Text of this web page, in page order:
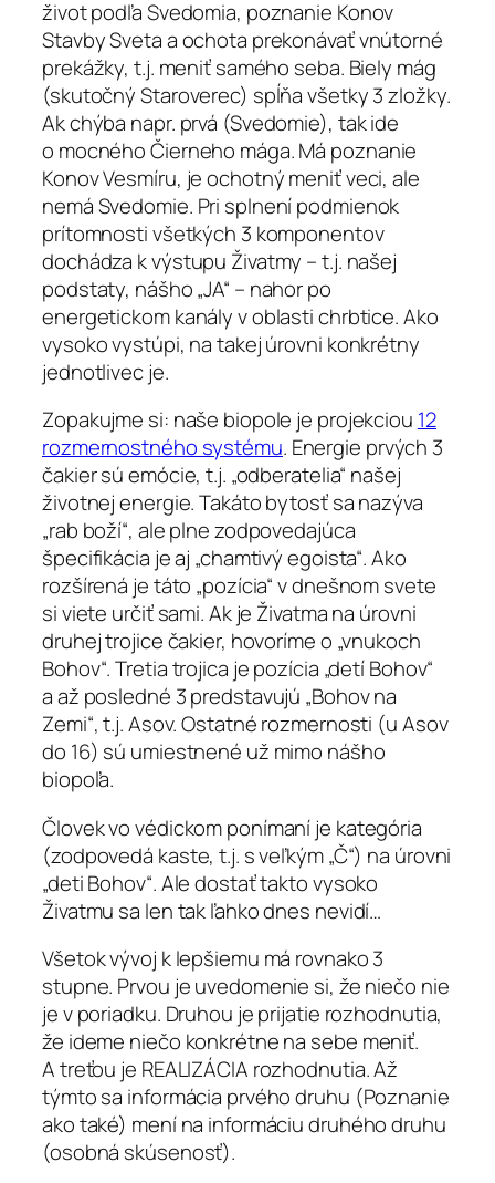
život podľa Svedomia, poznanie Konov
Stavby Sveta a ochota prekonávať vnútorné
prekážky, t.j. meniť samého seba. Biely mág
(skutočný Staroverec) spĺňa všetky 3 zložky.
Ak chýba napr. prvá (Svedomie), tak ide
o mocného Čierneho mága. Má poznanie
Konov Vesmíru, je ochotný meniť veci, ale
nemá Svedomie. Pri splnení podmienok
prítomnosti všetkých 3 komponentov
dochádza k výstupu Živatmy – t.j. našej
podstaty, nášho „JA“ – nahor po
energetickom kanály v oblasti chrbtice. Ako
vysoko vystúpi, na takej úrovni konkrétny
jednotlivec je.
Zopakujme si: naše biopole je projekciou 12
rozmernostného systému. Energie prvých 3
čakier sú emócie, t.j. „odberatelia“ našej
životnej energie. Takáto bytosť sa nazýva
„rab boží“, ale plne zodpovedajúca
špecifikácia je aj „chamtivý egoista“. Ako
rozšírená je táto „pozícia“ v dnešnom svete
si viete určiť sami. Ak je Živatma na úrovni
druhej trojice čakier, hovoríme o „vnukoch
Bohov“. Tretia trojica je pozícia „detí Bohov“
a až posledné 3 predstavujú „Bohov na
Zemi“, t.j. Asov. Ostatné rozmernosti (u Asov
do 16) sú umiestnené už mimo nášho
biopoľa.
Človek vo védickom ponímaní je kategória
(zodpovedá kaste, t.j. s veľkým „Č“) na úrovni
„deti Bohov“. Ale dostať takto vysoko
Živatmu sa len tak ľahko dnes nevidí…
Všetok vývoj k lepšiemu má rovnako 3
stupne. Prvou je uvedomenie si, že niečo nie
je v poriadku. Druhou je prijatie rozhodnutia,
že ideme niečo konkrétne na sebe meniť.
A treťou je REALIZÁCIA rozhodnutia. Až
týmto sa informácia prvého druhu (Poznanie
ako také) mení na informáciu druhého druhu
(osobná skúsenosť).